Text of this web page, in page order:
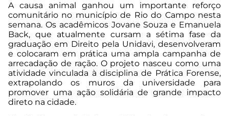
A causa animal ganhou um importante reforço
comunitário no município de Rio do Campo nesta
semana. Os acadêmicos Jovane Souza e Emanuela
Back, que atualmente cursam a sétima fase da
graduação em Direito pela Unidavi, desenvolveram
e colocaram em prática uma ampla campanha de
arrecadação de ração. O projeto nasceu como uma
atividade vinculada à disciplina de Prática Forense,
extrapolando os muros da universidade para
promover uma ação solidária de grande impacto
direto na cidade.